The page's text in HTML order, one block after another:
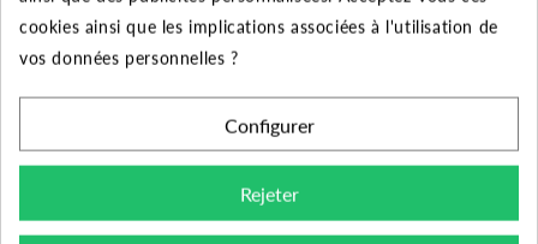
Désignation
Utilisateurs
Domestique et
Professionnel
Accessoires 10 mètres de câble
cookies ainsi que les implications associées à l'utilisation de
vos données personnelles ?
Configurer
Rejeter